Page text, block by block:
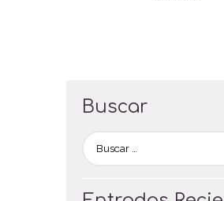
Buscar